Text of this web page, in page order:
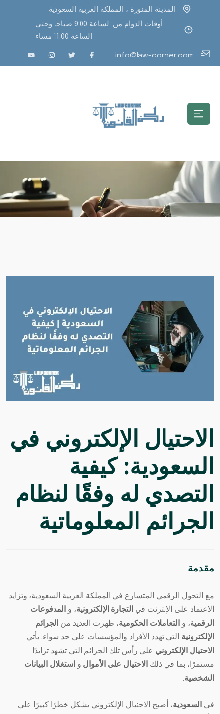
المدينة المنورة ، المملكة العربية السعودية
أوقات الدوام من الساعة 9:00 صباحا وحتي
الساعة 11:00 مساء
info@law-corner.com
الاحتيال الإلكتروني في
السعودية: كيفية
التصدي له وفقًا لنظام
الجرائم المعلوماتية
مقدمة
مع التحول الرقمي المتسارع في المملكة العربية السعودية، وتزايد
الاعتماد على الإنترنت في التجارة الإلكترونية، و المدفوعات
الرقمية، و التعاملات الحكومية، ظهرت العديد من الجرائم
الإلكترونية التي تهدد الأفراد والمؤسسات على حد سواء. يأتي
الاحتيال الإلكتروني على رأس تلك الجرائم التي تشهد تزايدًا
مستمرًا، بما في ذلك الاحتيال على الأموال و استغلال البيانات
الشخصية.
في السعودية، أصبح الاحتيال الإلكتروني يشكل خطرًا كبيرًا على